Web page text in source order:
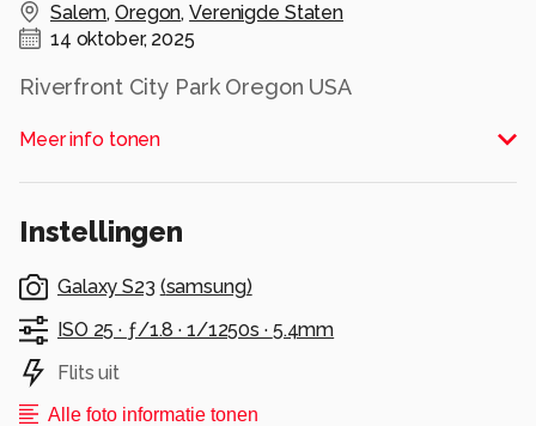
Salem,Oregon,Verenigde Staten
14 oktober, 2025
Riverfront City Park Oregon USA
Alle rechten voorbehouden
Meer info tonen
Instellingen
Galaxy S23 (samsung)
ISO 25 · ƒ/1.8 · 1/1250s · 5.4mm
Flits uit
Alle foto informatie tonen